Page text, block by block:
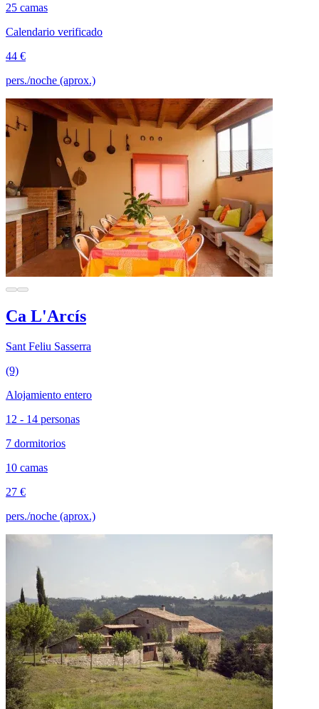
25 camas
Calendario verificado
44 €
pers./noche (aprox.)
Ca L'Arcís
Sant Feliu Sasserra
(9)
Alojamiento entero
12 - 14 personas
7 dormitorios
10 camas
27 €
pers./noche (aprox.)